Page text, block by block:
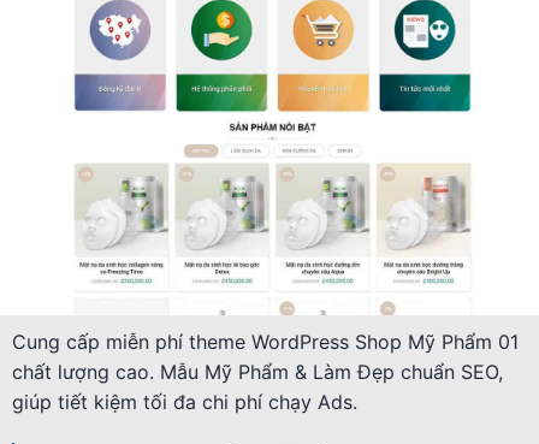
Cung cấp miễn phí theme WordPress Shop Mỹ Phẩm 01
chất lượng cao. Mẫu Mỹ Phẩm & Làm Đẹp chuẩn SEO,
giúp tiết kiệm tối đa chi phí chạy Ads.